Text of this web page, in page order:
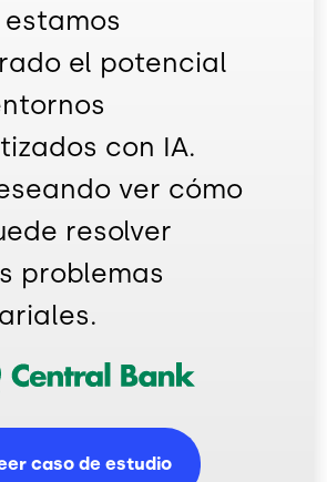
el potencial
con IA.
ver cómo
resolver
problemas
caso de estudio